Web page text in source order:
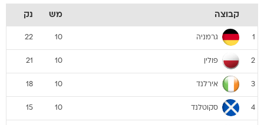
קבוצה מש נק
1 גרמניה 10
22
2 פולין 10
21
3 אירלנד 10
18
4 סקוטלנד 10
15